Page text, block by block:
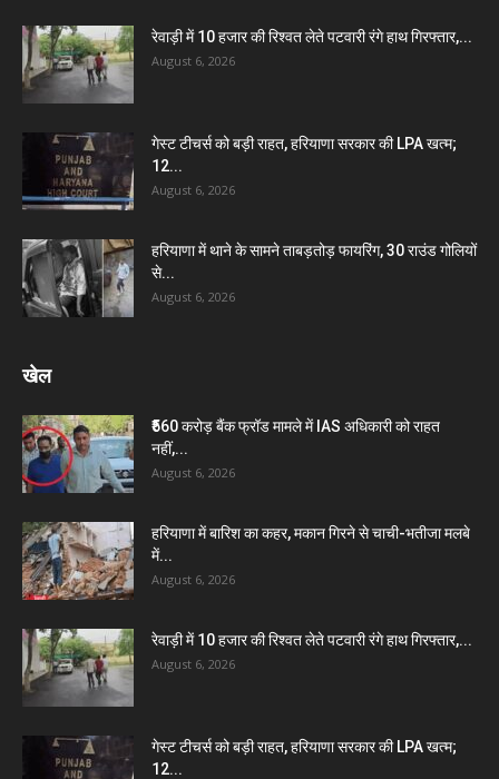
रेवाड़ी में 10 हजार की रिश्वत लेते पटवारी रंगे हाथ गिरफ्तार,...
August 6, 2026
गेस्ट टीचर्स को बड़ी राहत, हरियाणा सरकार की LPA खत्म;
12...
August 6, 2026
हरियाणा में थाने के सामने ताबड़तोड़ फायरिंग, 30 राउंड गोलियों
से...
August 6, 2026
खेल
₹560 करोड़ बैंक फ्रॉड मामले में IAS अधिकारी को राहत
नहीं,...
August 6, 2026
हरियाणा में बारिश का कहर, मकान गिरने से चाची-भतीजा मलबे
में...
August 6, 2026
रेवाड़ी में 10 हजार की रिश्वत लेते पटवारी रंगे हाथ गिरफ्तार,...
August 6, 2026
गेस्ट टीचर्स को बड़ी राहत, हरियाणा सरकार की LPA खत्म;
12...